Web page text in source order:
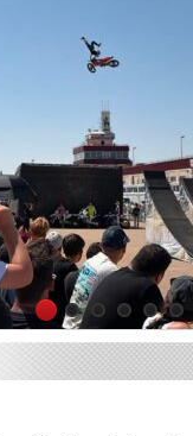
1 2 3 4 5 6